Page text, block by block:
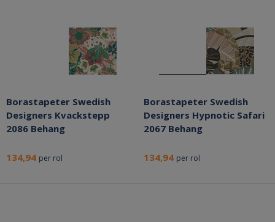
Borastapeter Swedish
Designers Kvackstepp
2086 Behang
134,94 per rol
Borastapeter Swedish
Designers Hypnotic Safari
2067 Behang
134,94 per rol